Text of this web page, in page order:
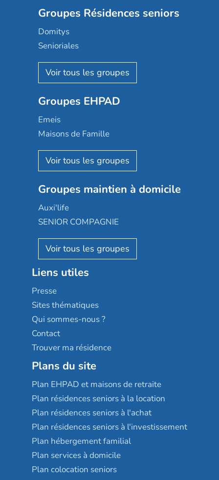
Groupes Résidences seniors
Domitys
Senioriales
Nohée
Les Résidentiels
Mobicap
Domusvi
Happy Senior
Aquarelia
Nexity edenea
Les jardins d'Arcadie
Occitalia
Appartseniors
Reseda
Stella management
Les villages d'or
Sérénys
Résidences services Villa Médicis
Groupes EHPAD
Emeis
Maisons de Famille
Korian
Emera
Groupe SOS
Le Noble Âge
Almage
Résidalya
Groupe aplus
Groupes maintien à domicile
Auxi'life
SENIOR COMPAGNIE
AGE D'OR Services
Liens utiles
Presse
Sites thématiques
Qui sommes-nous ?
Contact
Trouver ma résidence
Plans du site
Plan EHPAD et maisons de retraite
Plan résidences seniors à la location
Plan résidences seniors à l'achat
Plan résidences seniors à l'investissement
Plan hébergement familial
Plan services à domicile
Plan colocation seniors